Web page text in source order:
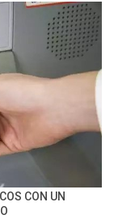
CON UN